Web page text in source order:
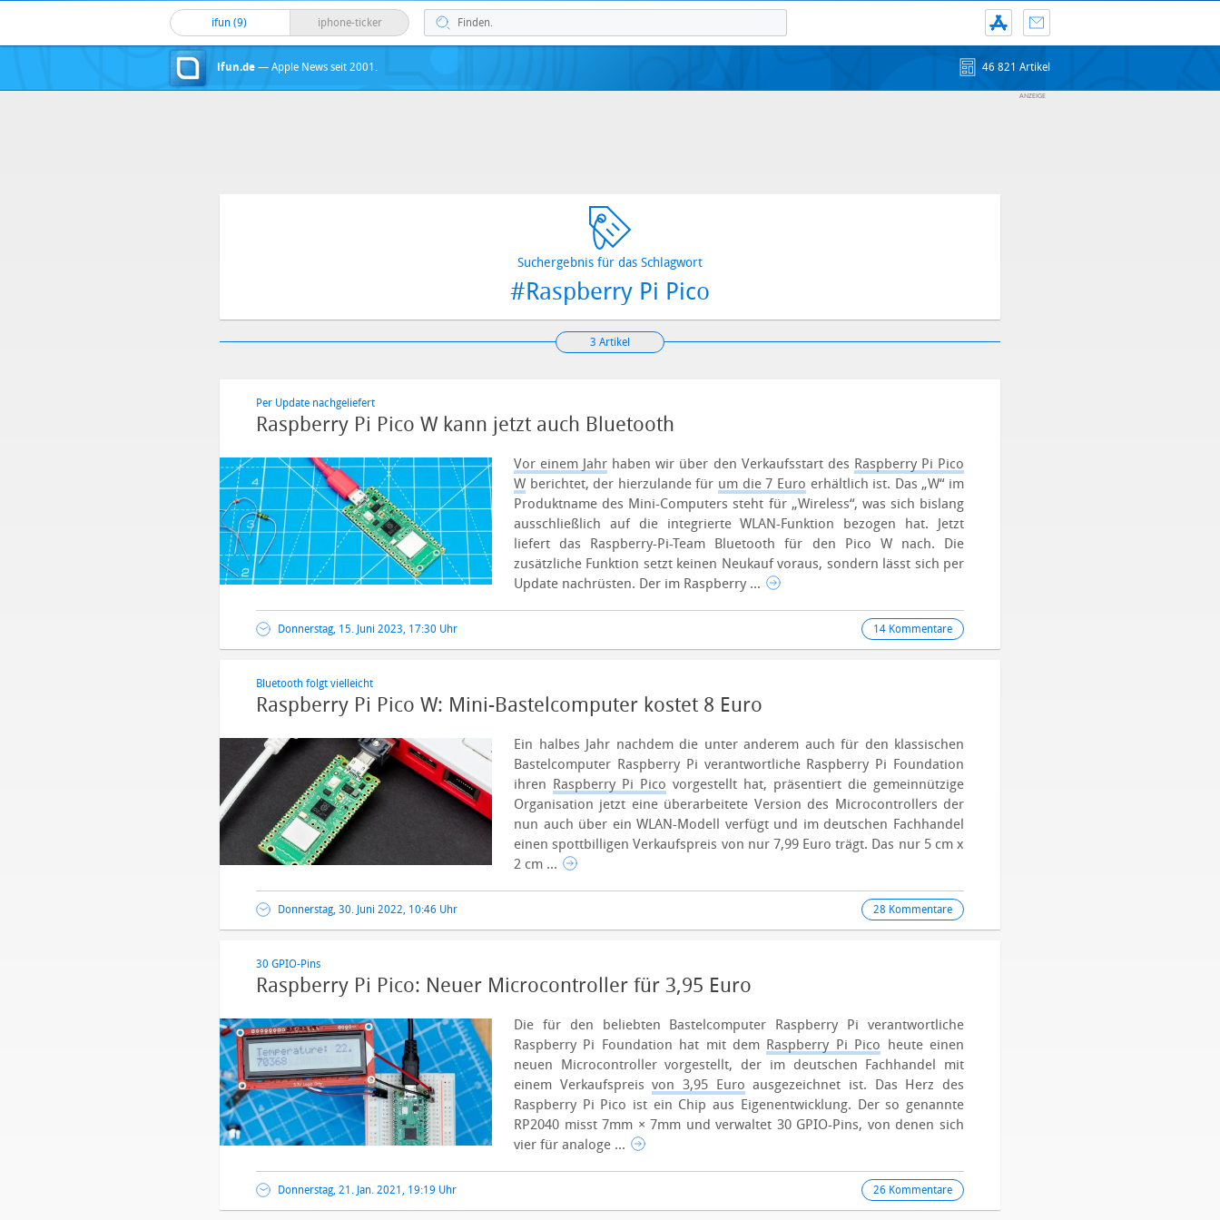
ifun (9) iphone-ticker
ifun.de — Apple News seit 2001. 46 821 Artikel
Suchergebnis für das Schlagwort
#Raspberry Pi Pico
3 Artikel
Per Update nachgeliefert
Raspberry Pi Pico W kann jetzt auch Bluetooth
Vor einem Jahr haben wir über den Verkaufsstart des Raspberry Pi Pico
W berichtet, der hierzulande für um die 7 Euro erhältlich ist. Das „W“ im
Produktname des Mini-Computers steht für „Wireless“, was sich bislang
ausschließlich auf die integrierte WLAN-Funktion bezogen hat. Jetzt
liefert das Raspberry-Pi-Team Bluetooth für den Pico W nach. Die
zusätzliche Funktion setzt keinen Neukauf voraus, sondern lässt sich per
Update nachrüsten. Der im Raspberry ...
Donnerstag, 15. Juni 2023, 17:30 Uhr 14 Kommentare
Bluetooth folgt vielleicht
Raspberry Pi Pico W: Mini-Bastelcomputer kostet 8 Euro
Ein halbes Jahr nachdem die unter anderem auch für den klassischen
Bastelcomputer Raspberry Pi verantwortliche Raspberry Pi Foundation
ihren Raspberry Pi Pico vorgestellt hat, präsentiert die gemeinnützige
Organisation jetzt eine überarbeitete Version des Microcontrollers der
nun auch über ein WLAN-Modell verfügt und im deutschen Fachhandel
einen spottbilligen Verkaufspreis von nur 7,99 Euro trägt. Das nur 5 cm x
2 cm ...
Donnerstag, 30. Juni 2022, 10:46 Uhr 28 Kommentare
30 GPIO-Pins
Raspberry Pi Pico: Neuer Microcontroller für 3,95 Euro
Die für den beliebten Bastelcomputer Raspberry Pi verantwortliche
Raspberry Pi Foundation hat mit dem Raspberry Pi Pico heute einen
neuen Microcontroller vorgestellt, der im deutschen Fachhandel mit
einem Verkaufspreisvon 3,95 Euro ausgezeichnet ist. Das Herz des
Raspberry Pi Pico ist ein Chip aus Eigenentwicklung. Der so genannte
RP2040 misst 7mm × 7mm und verwaltet 30 GPIO-Pins, von denen sich
vier für analoge ...
Donnerstag, 21. Jan. 2021, 19:19 Uhr 26 Kommentare